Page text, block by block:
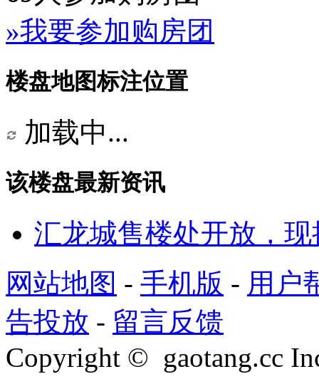
»我要参加购房团
楼盘地图标注位置
加载中...
该楼盘最新资讯
汇龙城售楼处开放，
网站地图 - 手机版 - 用户
告投放 - 留言反馈
Copyright © gaotang.cc